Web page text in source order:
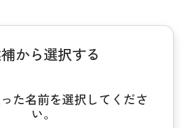
から選択する
た名前を選択してくださ
い。